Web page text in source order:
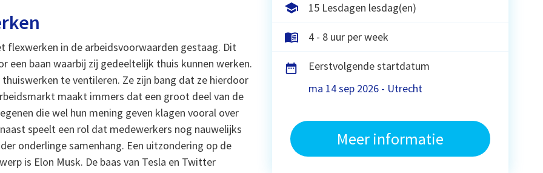
flexwerken in de arbeidsvoorwaarden gestaag. Dit
een baan waarbij zij gedeeltelijk thuis kunnen werken.
te ventileren. Ze zijn bang dat ze hierdoor
maakt immers dat een groot deel van de
die wel hun mening geven klagen vooral over
speelt een rol dat medewerkers nog nauwelijks
onderlinge samenhang. Een uitzondering op de
is Elon Musk. De baas van Tesla en Twitter
15 Lesdagen lesdag(en)
4 - 8 uur per week
Eerstvolgende startdatum
ma 14 sep 2026 - Utrecht
Meer informatie